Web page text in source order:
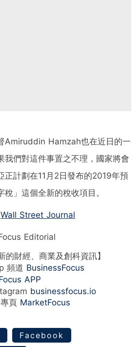
Amiruddin Hamzah也在近日的一
我們對這件事置之不理，國家將會
正計劃在11月2日發布的2019年預
」這個全新的稅收項目。
Wall Street Journal
Editorial
的財經、商業及創科資訊】
頻道 BusinessFocus
APP
businessfocus.io
頁 MarketFocus
Facebook